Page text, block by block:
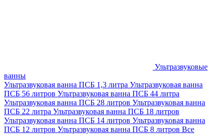
Ультразвуковые
ванны
Ультразвуковая ванна ПСБ 1,3 литра Ультразвуковая ванна
ПСБ 56 литров Ультразвуковая ванна ПСБ 44 литра
Ультразвуковая ванна ПСБ 28 литров Ультразвуковая ванна
ПСБ 22 литра Ультразвуковая ванна ПСБ 18 литров
Ультразвуковая ванна ПСБ 14 литров Ультразвуковая ванна
ПСБ 12 литров Ультразвуковая ванна ПСБ 8 литров Все